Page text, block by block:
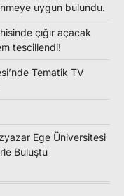
uygun bulundu.
çığır açacak
tescillendi!
Tematik TV
Ege Üniversitesi
Buluştu